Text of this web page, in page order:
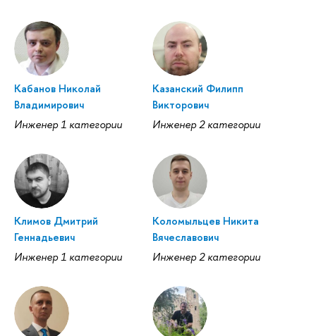
Кабанов Николай
Владимирович
Инженер 1 категории
Казанский Филипп
Викторович
Инженер 2 категории
Климов Дмитрий
Геннадьевич
Инженер 1 категории
Коломыльцев Никита
Вячеславович
Инженер 2 категории